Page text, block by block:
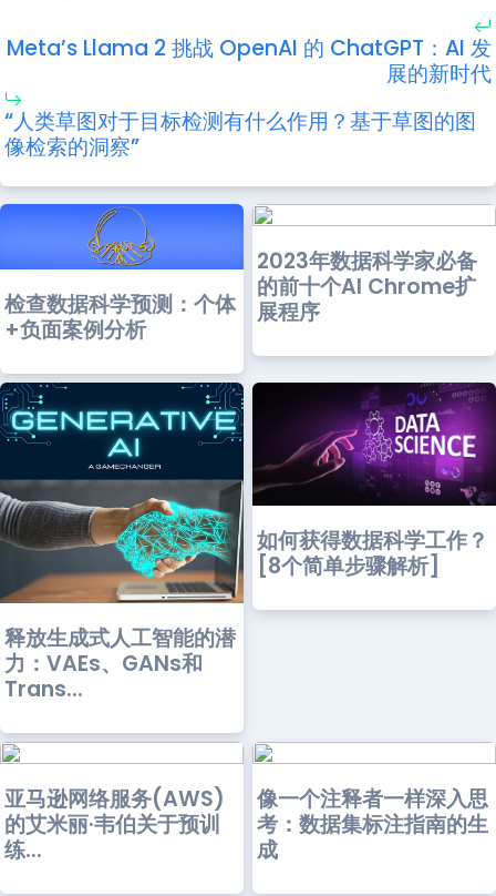
Meta’s Llama 2 挑战 OpenAI 的 ChatGPT：AI 发
展的新时代
“人类草图对于目标检测有什么作用？基于草图的图
像检索的洞察”
检查数据科学预测：个体
+负面案例分析
2023年数据科学家必备
的前十个AI Chrome扩
展程序
释放生成式人工智能的潜
力：VAEs、GANs和
Trans...
如何获得数据科学工作？
[8个简单步骤解析]
亚马逊网络服务(AWS)
的艾米丽·韦伯关于预训
练...
像一个注释者一样深入思
考：数据集标注指南的生
成